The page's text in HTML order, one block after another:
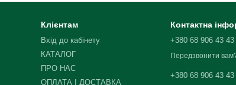
Клієнтам
Вхід до кабінету
КАТАЛОГ
ПРО НАС
ОПЛАТА І ДОСТАВКА
Контактна
+380 68 906 43 43
Передзвонити
+380 68 906 43 43